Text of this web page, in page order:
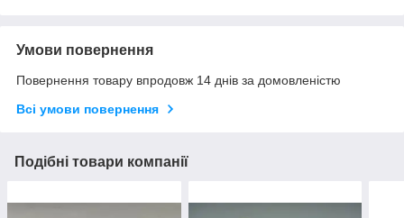
Умови повернення
Повернення товару впродовж 14 днів за домовленістю
Всі умови повернення
Подібні товари компанії